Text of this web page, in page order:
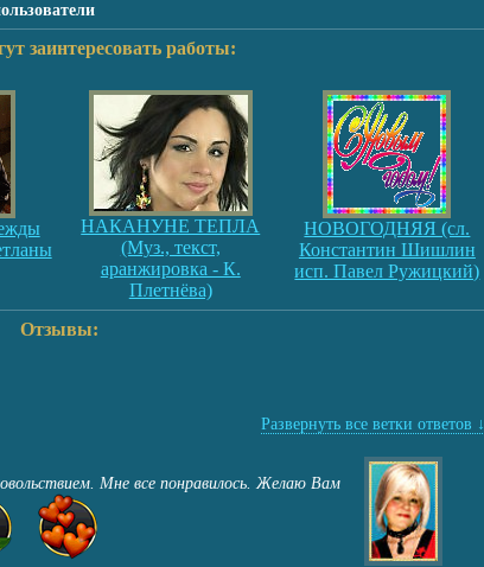
заинтересовать работы:
НАКАНУНЕ ТЕПЛА
(Муз., текст,
аранжировка - К.
Плетнёва)
НОВОГОДНЯЯ (сл.
Константин Шишлин
исп. Павел Ружицкий)
Отзывы:
Развернуть все ветки ответов ↓
Мне все понравилось. Желаю Вам